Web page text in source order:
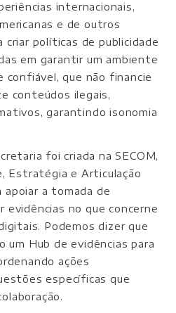
internacionais,
e de outros
políticas de publicidade
em garantir um ambiente
confiável, que não financie
conteúdos ilegais,
garantindo isonomia
foi criada na SECOM,
Estratégia e Articulação
apoiar a tomada de
evidências no que concerne
Podemos dizer que
um Hub de evidências para
ações
específicas que